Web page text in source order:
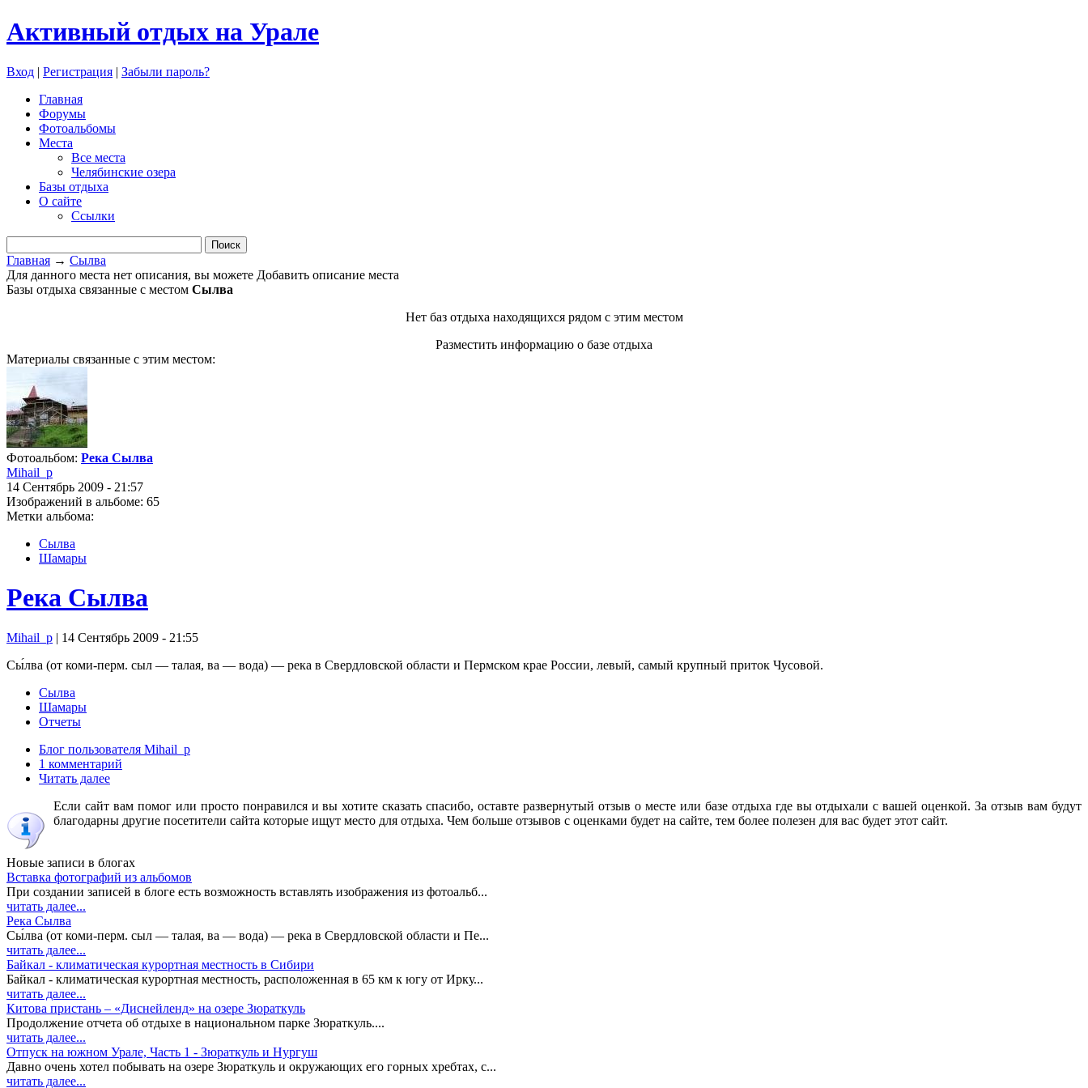
Активный отдых на Урале
Вход | Регистрация | Забыли пароль?
Главная
Форумы
Фотоальбомы
Места
Все места
Челябинские озера
Базы отдыха
О сайте
Ссылки
Главная → Сылва
Для данного места нет описания, вы можете Добавить описание места
Базы отдыха связанные с местом Сылва
Нет баз отдыха находящихся рядом с этим местом
Разместить информацию о базе отдыха
Материалы связанные с этим местом:
Фотоальбом: Река Сылва
Mihail_p
14 Сентябрь 2009 - 21:57
Изображений в альбоме: 65
Метки альбома:
Сылва
Шамары
Река Сылва
Mihail_p | 14 Сентябрь 2009 - 21:55
Сы́лва (от коми-перм. сыл — талая, ва — вода) — река в Свердловской области и Пермском крае России, левый, самый крупный приток Чусовой.
Сылва
Шамары
Отчеты
Блог пользователя Mihail_p
1 комментарий
Читать далее
Если сайт вам помог или просто понравился и вы хотите сказать спасибо, оставте развернутый отзыв о месте или базе отдыха где вы отдыхали с вашей оценкой. За отзыв вам будут
благодарны другие посетители сайта которые ищут место для отдыха. Чем больше отзывов с оценками будет на сайте, тем более полезен для вас будет этот сайт.
Новые записи в блогах
Вставка фотографий из альбомов
При создании записей в блоге есть возможность вставлять изображения из фотоальб...
читать далее...
Река Сылва
Сы́лва (от коми-перм. сыл — талая, ва — вода) — река в Свердловской области и Пе...
читать далее...
Байкал - климатическая курортная местность в Сибири
Байкал - климатическая курортная местность, расположенная в 65 км к югу от Ирку...
читать далее...
Китова пристань – «Диснейленд» на озере Зюраткуль
Продолжение отчета об отдыхе в национальном парке Зюраткуль....
читать далее...
Отпуск на южном Урале, Часть 1 - Зюраткуль и Нургуш
Давно очень хотел побывать на озере Зюраткуль и окружающих его горных хребтах, с...
читать далее...